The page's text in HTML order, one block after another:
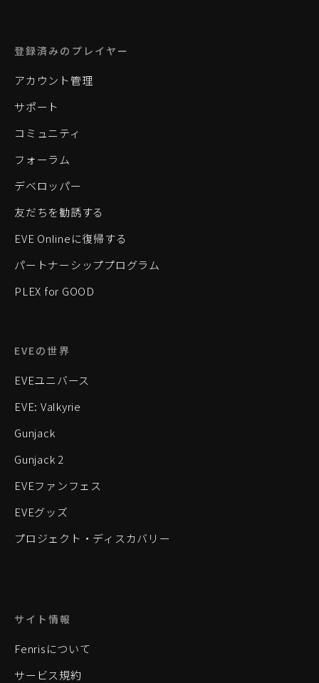
登録済みのプレイヤー
アカウント管理
サポート
コミュニティ
フォーラム
デベロッパー
友だちを勧誘する
EVE Onlineに復帰する
パートナーシッププログラム
PLEX for GOOD
EVEの世界
EVEユニバース
EVE: Valkyrie
Gunjack
Gunjack 2
EVEファンフェス
EVEグッズ
プロジェクト・ディスカバリー
サイト情報
Fenrisについて
サービス規約